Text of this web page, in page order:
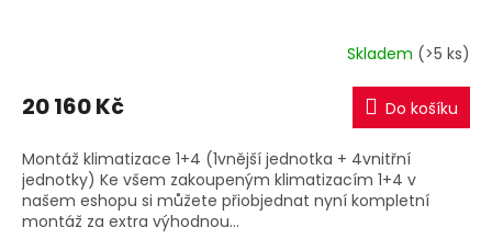
R
M
A
Skladem (>5 ks)
20 160 Kč Do košíku
Montáž klimatizace 1+4 (1vnější jednotka + 4vnitřní
jednotky) Ke všem zakoupeným klimatizacím 1+4 v
našem eshopu si můžete přiobjednat nyní kompletní
montáž za extra výhodnou...